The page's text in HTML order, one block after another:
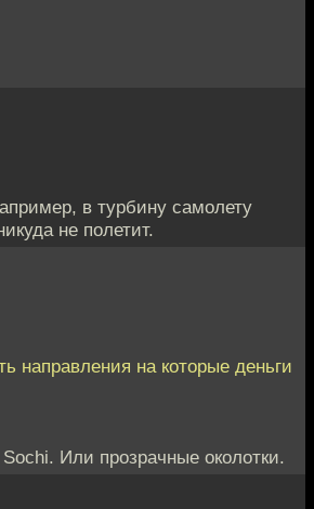
в турбину самолету
не полетит.
направления на которые деньги
Или прозрачные околотки.